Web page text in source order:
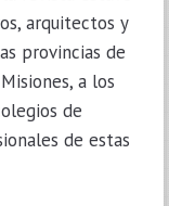
arquitectos y
provincias de
a los
de
de estas